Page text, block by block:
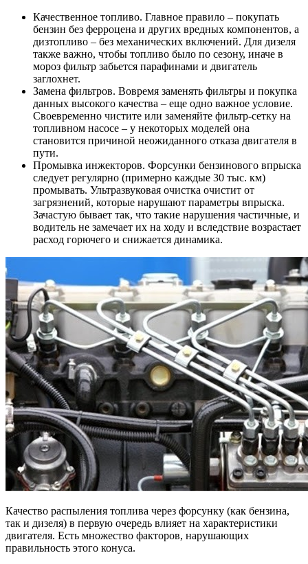
Качественное топливо. Главное правило – покупать
бензин без ферроцена и других вредных компонентов, а
дизтопливо – без механических включений. Для дизеля
также важно, чтобы топливо было по сезону, иначе в
мороз фильтр забьется парафинами и двигатель
заглохнет.
Замена фильтров. Вовремя заменять фильтры и покупка
данных высокого качества – еще одно важное условие.
Своевременно чистите или заменяйте фильтр-сетку на
топливном насосе – у некоторых моделей она
становится причиной неожиданного отказа двигателя в
пути.
Промывка инжекторов. Форсунки бензинового впрыска
следует регулярно (примерно каждые 30 тыс. км)
промывать. Ультразвуковая очистка очистит от
загрязнений, которые нарушают параметры впрыска.
Зачастую бывает так, что такие нарушения частичные, и
водитель не замечает их на ходу и вследствие возрастает
расход горючего и снижается динамика.
Качество распыления топлива через форсунку (как бензина,
так и дизеля) в первую очередь влияет на характеристики
двигателя. Есть множество факторов, нарушающих
правильность этого конуса.